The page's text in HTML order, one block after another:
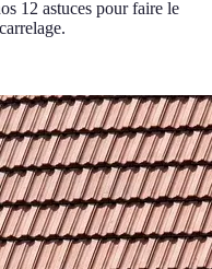
12 astuces pour faire le